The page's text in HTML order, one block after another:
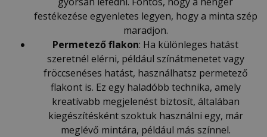
festékezése egyenletes legyen, hogy a minta szép
maradjon.
Permetező flakon: Ha különleges hatást
szeretnél elérni, például színátmenetet vagy
fröccsenéses hatást, használhatsz permetező
flakont is. Ez egy haladóbb technika, amely
kreatívabb megjelenést biztosít, általában
kiegészítésként szoktuk használni egy, már
meglévő mintára, például más színnel.